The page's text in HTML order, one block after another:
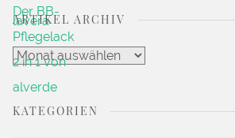
ARTIKEL ARCHIV
Artikel
Archiv
KATEGORIEN